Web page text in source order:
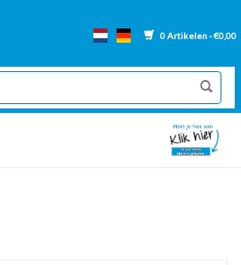
0 Artikelen - €0,00